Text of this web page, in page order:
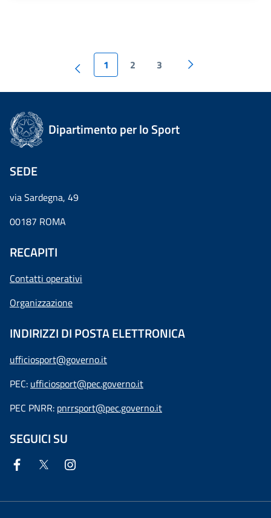
1 2 3
Dipartimento per lo Sport
SEDE
via Sardegna, 49
00187 ROMA
RECAPITI
Contatti operativi
Organizzazione
INDIRIZZI DI POSTA ELETTRONICA
ufficiosport@governo.it
PEC: ufficiosport@pec.governo.it
PEC PNRR: pnrrsport@pec.governo.it
SEGUICI SU